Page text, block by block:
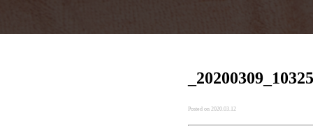
Posted on 2020.03.12